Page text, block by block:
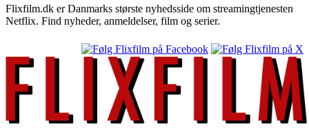
Flixfilm.dk er Danmarks største nyhedsside om streamingtjenesten
Netflix. Find nyheder, anmeldelser, film og serier.